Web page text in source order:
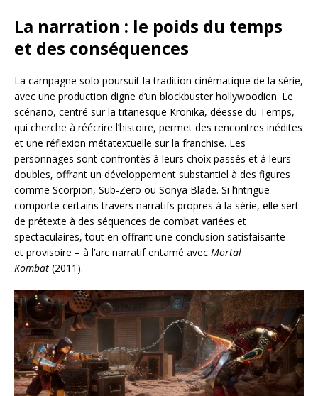
La narration : le poids du temps
et des conséquences
La campagne solo poursuit la tradition cinématique de la série,
avec une production digne d’un blockbuster hollywoodien. Le
scénario, centré sur la titanesque Kronika, déesse du Temps,
qui cherche à réécrire l’histoire, permet des rencontres inédites
et une réflexion métatextuelle sur la franchise. Les
personnages sont confrontés à leurs choix passés et à leurs
doubles, offrant un développement substantiel à des figures
comme Scorpion, Sub-Zero ou Sonya Blade. Si l’intrigue
comporte certains travers narratifs propres à la série, elle sert
de prétexte à des séquences de combat variées et
spectaculaires, tout en offrant une conclusion satisfaisante –
et provisoire – à l’arc narratif entamé avec Mortal
Kombat (2011).